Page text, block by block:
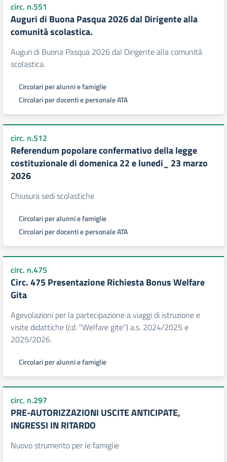
circ. n.551
Auguri di Buona Pasqua 2026 dal Dirigente alla
comunità scolastica.
Auguri di Buona Pasqua 2026 dal Dirigente alla comunità
scolastica.
Circolari per alunni e famiglie
Circolari per docenti e personale ATA
circ. n.512
Referendum popolare confermativo della legge
costituzionale di domenica 22 e lunedi_ 23 marzo
2026
Chiusura sedi scolastiche
Circolari per alunni e famiglie
Circolari per docenti e personale ATA
circ. n.475
Circ. 475 Presentazione Richiesta Bonus Welfare
Gita
Agevolazioni per la partecipazione a viaggi di istruzione e
visite didattiche (cd. "Welfare gite") a.s. 2024/2025 e
2025/2026.
Circolari per alunni e famiglie
circ. n.297
PRE-AUTORIZZAZIONI USCITE ANTICIPATE,
INGRESSI IN RITARDO
Nuovo strumento per le famiglie